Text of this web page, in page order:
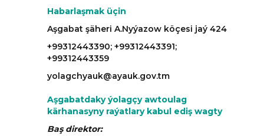
Habarlaşmak üçin
Aşgabat şäheri A.Nyýazow köçesi jaý 424
+99312443390; +99312443391;
+99312443359
yolagchyauk@ayauk.gov.tm
Aşgabatdaky ýolagçy awtoulag
kärhanasyny raýatlary kabul ediş wagty
Baş direktor: